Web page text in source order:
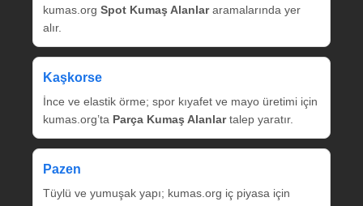
kumas.org Spot Kumaş Alanlararamalarında yer
alır.
Kaşkorse
İnce ve elastik örme; spor kıyafet ve mayo üretimi için
kumas.org’ta Parça Kumaş Alanlartalep yaratır.
Pazen
Tüylü ve yumuşak yapı; kumas.org iç piyasa için